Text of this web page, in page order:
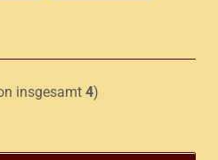
insgesamt 4)